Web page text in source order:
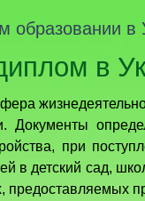
образовании в
в
Документы
при
в детский сад,
предоставляемых